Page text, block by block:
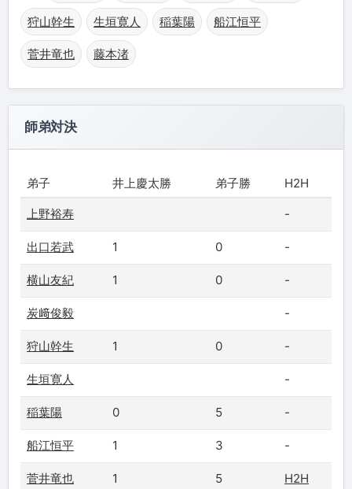
狩山幹生 生垣寛人 稲葉陽 船江恒平
菅井竜也 藤本渚
師弟対決
弟子 井上慶太勝 弟子勝 H2H
上野裕寿 -
出口若武 1 0 -
横山友紀 1 0 -
炭﨑俊毅 -
狩山幹生 1 0 -
生垣寛人 -
稲葉陽 0 5 -
船江恒平 1 3 -
菅井竜也 1 5 H2H